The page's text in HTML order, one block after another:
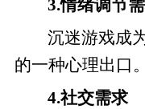
3.情绪调节
沉迷游戏成
的一种心理出口。
4.社交需求